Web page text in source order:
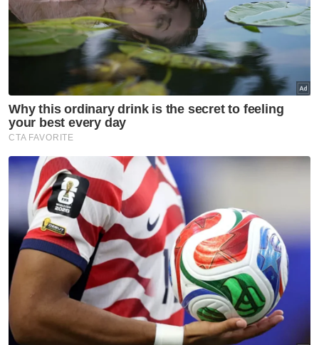
Utara
PH Pulau Pinang teruskan
kerjasama dengan BN, UMNO
Utara
Program Iltizam Huffaz buka
Utara
MBPP biayai pemeriksaan
bangunan warisan, elak insiden
runtuhan berulang
Utara
Pengusaha restoran rugi
RM2,000 diperdaya tempahan
palsu guna nama RXZ Members